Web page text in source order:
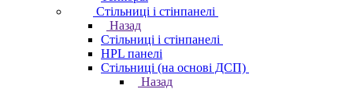
Стільниці і стінпанелі
Назад
Стільниці і стінпанелі
HPL панелі
Стільниці (на основі ДСП)
Назад